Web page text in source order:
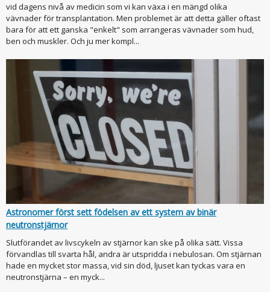
vid dagens nivå av medicin som vi kan växa i en mängd olika
vävnader för transplantation. Men problemet är att detta gäller oftast
bara för att ett ganska "enkelt" som arrangeras vävnader som hud,
ben och muskler. Och ju mer kompl...
Astronomer först sett födelsen av ett system av binär
neutronstjärnor
Slutförandet av livscykeln av stjärnor kan ske på olika sätt. Vissa
förvandlas till svarta hål, andra är utspridda i nebulosan. Om stjärnan
hade en mycket stor massa, vid sin död, ljuset kan tyckas vara en
neutronstjärna – en myck...